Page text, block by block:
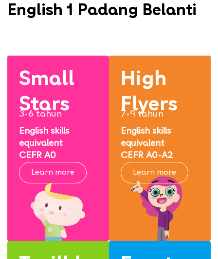
English 1 Padang Belanti
Small
Stars
3-6 tahun
English skills
equivalent
CEFR A0
Learn more
High
Flyers
7-9 tahun
English skills
equivalent
CEFR A0-A2
Learn more